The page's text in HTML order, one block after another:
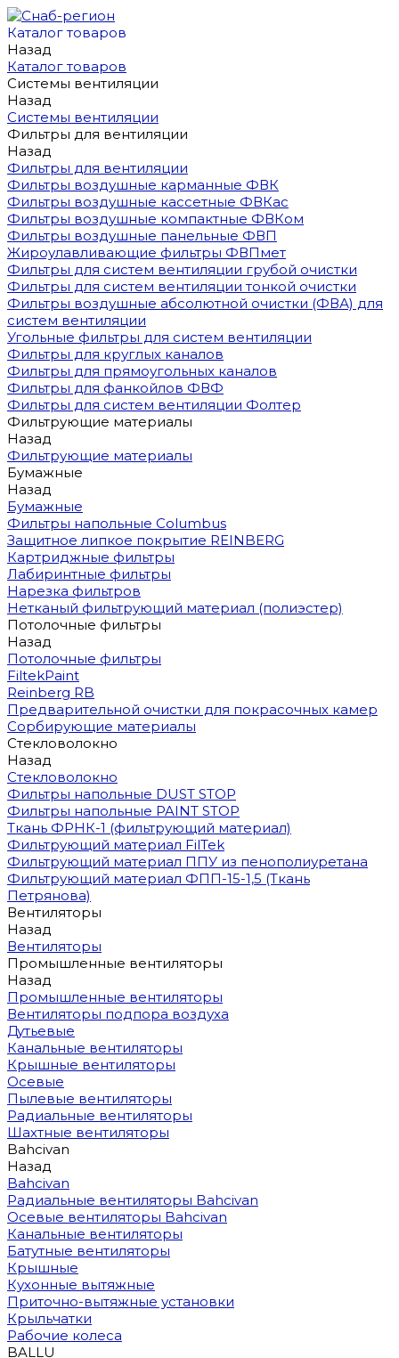
Каталог товаров
Назад
Каталог товаров
Системы вентиляции
Назад
Системы вентиляции
Фильтры для вентиляции
Назад
Фильтры для вентиляции
Фильтры воздушные карманные ФВК
Фильтры воздушные кассетные ФВКас
Фильтры воздушные компактные ФВКом
Фильтры воздушные панельные ФВП
Жироулавливающие фильтры ФВПмет
Фильтры для систем вентиляции грубой очистки
Фильтры для систем вентиляции тонкой очистки
Фильтры воздушные абсолютной очистки (ФВА) для
систем вентиляции
Угольные фильтры для систем вентиляции
Фильтры для круглых каналов
Фильтры для прямоугольных каналов
Фильтры для фанкойлов ФВФ
Фильтры для систем вентиляции Фолтер
Фильтрующие материалы
Назад
Фильтрующие материалы
Бумажные
Назад
Бумажные
Фильтры напольные Columbus
Защитное липкое покрытие REINBERG
Картриджные фильтры
Лабиринтные фильтры
Нарезка фильтров
Нетканый фильтрующий материал (полиэстер)
Потолочные фильтры
Назад
Потолочные фильтры
FiltekPaint
Reinberg RB
Предварительной очистки для покрасочных камер
Сорбирующие материалы
Стекловолокно
Назад
Стекловолокно
Фильтры напольные DUST STOP
Фильтры напольные PAINT STOP
Ткань ФРНК-1 (фильтрующий материал)
Фильтрующий материал FilTek
Фильтрующий материал ППУ из пенополиуретана
Фильтрующий материал ФПП-15-1,5 (Ткань
Петрянова)
Вентиляторы
Назад
Вентиляторы
Промышленные вентиляторы
Назад
Промышленные вентиляторы
Вентиляторы подпора воздуха
Дутьевые
Канальные вентиляторы
Крышные вентиляторы
Осевые
Пылевые вентиляторы
Радиальные вентиляторы
Шахтные вентиляторы
Bahcivan
Назад
Bahcivan
Радиальные вентиляторы Bahcivan
Осевые вентиляторы Bahcivan
Канальные вентиляторы
Батутные вентиляторы
Крышные
Кухонные вытяжные
Приточно-вытяжные установки
Крыльчатки
Рабочие колеса
BALLU